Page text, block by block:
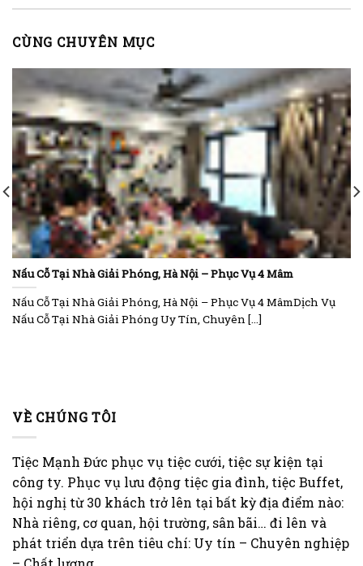
CÙNG CHUYÊN MỤC
Nấu Cỗ Tại Nhà Giải Phóng, Hà Nội – Phục Vụ 4 Mâm
Nấu Cỗ Tại Nhà Giải Phóng, Hà Nội – Phục Vụ 4 MâmDịch Vụ
Nấu Cỗ Tại Nhà Giải Phóng Uy Tín, Chuyên [...]
VỀ CHÚNG TÔI
Tiệc Mạnh Đức phục vụ tiệc cưới, tiệc sự kiện tại
công ty. Phục vụ lưu động tiệc gia đình, tiệc Buffet,
hội nghị từ 30 khách trở lên tại bất kỳ địa điểm nào:
Nhà riêng, cơ quan, hội trường, sân bãi… đi lên và
phát triển dựa trên tiêu chí: Uy tín – Chuyên nghiệp